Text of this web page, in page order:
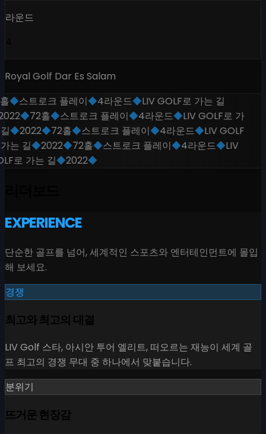
라운드
Royal Golf Dar Es Salam
◆스트로크 플레이◆4라운드◆LIV GOLF로 가는 길
◆72홀◆스트로크 플레이◆4라운드◆LIV GOLF로 가
◆2022◆72홀◆스트로크 플레이◆4라운드◆LIV GOLF
는 길◆2022◆72홀◆스트로크 플레이◆4라운드◆LIV
로 가는 길◆2022◆
EXPERIENCE
단순한 골프를 넘어, 세계적인 스포츠와 엔터테인먼트에 몰입
해 보세요.
경쟁
최고와 최고의 대결
LIV Golf 스타, 아시안 투어 엘리트, 떠오르는 재능이 세계 골
프 최고의 경쟁 무대 중 하나에서 맞붙습니다.
분위기
뜨거운 현장감